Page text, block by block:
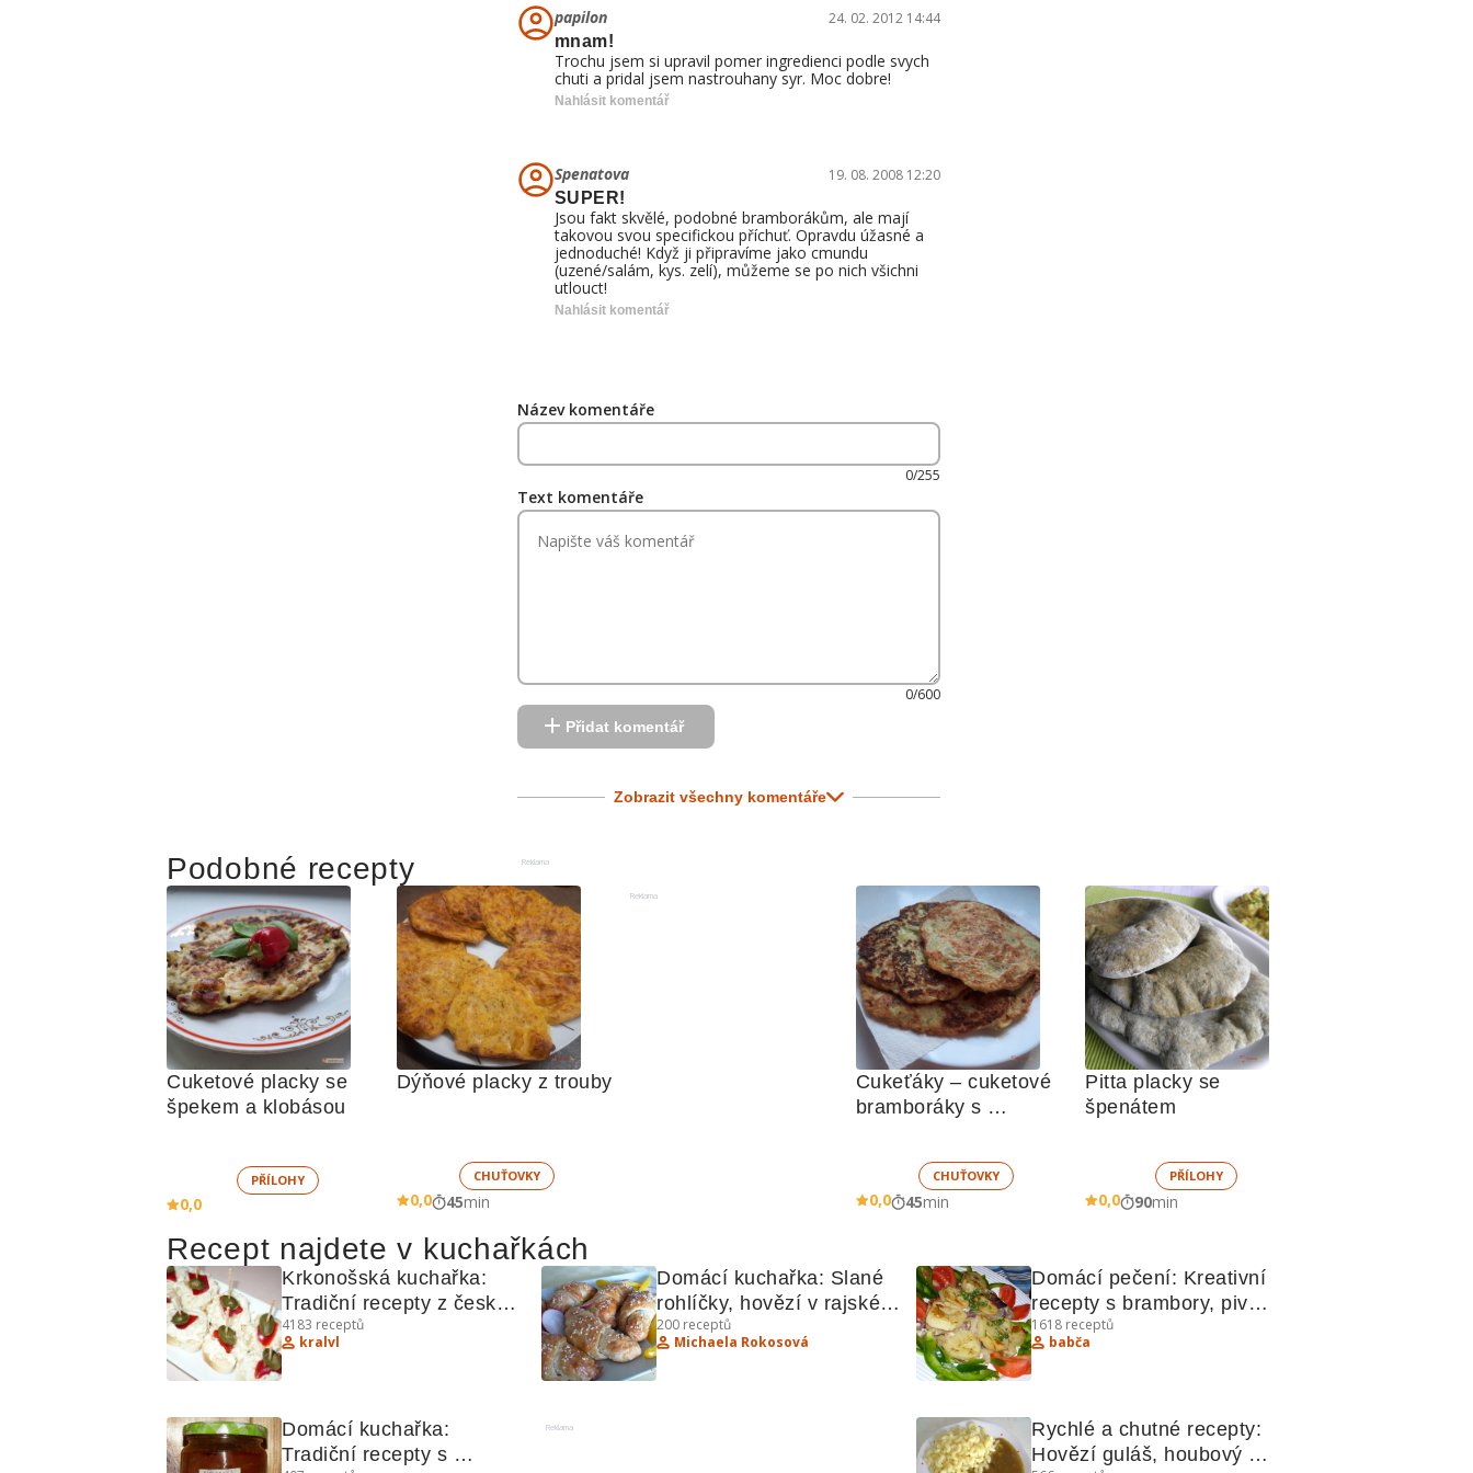
papilon
24. 02. 2012 14:44
mnam!
Trochu jsem si upravil pomer ingredienci podle svych
chuti a pridal jsem nastrouhany syr. Moc dobre!
Nahlásit komentář
Spenatova
19. 08. 2008 12:20
SUPER!
Jsou fakt skvělé, podobné bramborákům, ale mají
takovou svou specifickou příchuť. Opravdu úžasné a
jednoduché! Když ji připravíme jako cmundu
(uzené/salám, kys. zelí), můžeme se po nich všichni
utlouct!
Nahlásit komentář
Název komentáře
0/255
Text komentáře
0/600
Přidat komentář
Zobrazit všechny komentáře
Reklama
Podobné recepty
Cuketové placky se
špekem a klobásou
PŘÍLOHY
0,0
Dýňové placky z trouby
CHUŤOVKY
0,0 45min
Reklama
Cukeťáky – cuketové
bramboráky s
CHUŤOVKY
0,0 45min
Pitta placky se
špenátem
PŘÍLOHY
0,0 90min
Recept najdete v kuchařkách
Krkonošská kuchařka:
Tradiční recepty z české
kuchyně
4183 receptů
kralvl
Domácí kuchařka: Slané
rohlíčky, hovězí v rajské
omáčce, Baileys, griotka,
masala
200 receptů
Michaela Rokosová
Domácí pečení: Kreativní
recepty s brambory, pivem
a kuřecími játry
1618 receptů
babča
Domácí kuchařka:
Tradiční recepty s
Reklama
Rychlé a chutné recepty:
Hovězí guláš, houbový